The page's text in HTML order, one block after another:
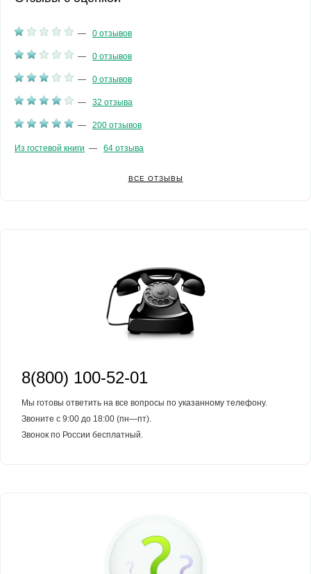
— 0 отзывов
— 0 отзывов
— 0 отзывов
— 32 отзыва
— 200 отзывов
Из гостевой книги — 64 отзыва
ВСЕ ОТЗЫВЫ
8(800) 100-52-01
Мы готовы ответить на все вопросы по указанному телефону.
Звоните с 9:00 до 18:00 (пн—пт).
Звонок по России бесплатный.